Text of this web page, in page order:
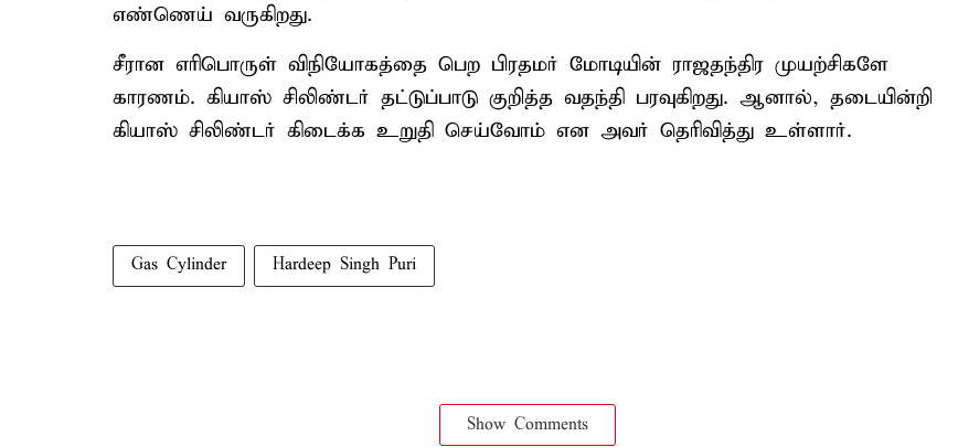
எண்ணெய் வருகிறது.
சீரான எரிபொருள் விநியோகத்தை பெற பிரதமர் மோடியின் ராஜதந்திர முயற்சிகளே
காரணம். கியாஸ் சிலிண்டர் தட்டுப்பாடு குறித்த வதந்தி பரவுகிறது. ஆனால், தடையின்றி
கியாஸ் சிலிண்டர் கிடைக்க உறுதி செய்வோம் என அவர் தெரிவித்து உள்ளார்.
Gas Cylinder Hardeep Singh Puri
Show Comments